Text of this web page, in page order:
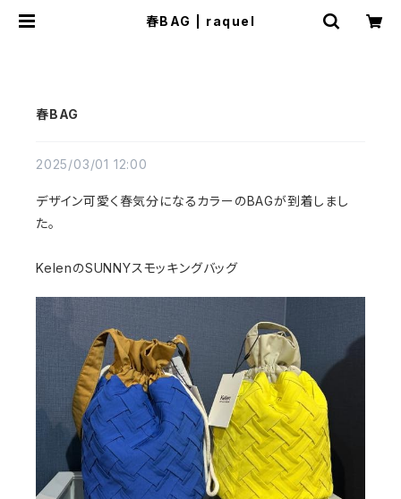
春BAG | raquel
春BAG
2025/03/01 12:00
デザイン可愛く春気分になるカラーのBAGが到着しまし
た。
KelenのSUNNYスモッキングバッグ